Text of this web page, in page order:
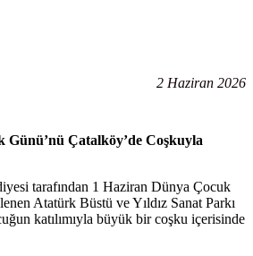
2 Haziran 2026
Çatalköy’de Coşkuyla
tarafından 1 Haziran Dünya Çocuk
Atatürk Büstü ve Yıldız Sanat Parkı
katılımıyla büyük bir coşku içerisinde